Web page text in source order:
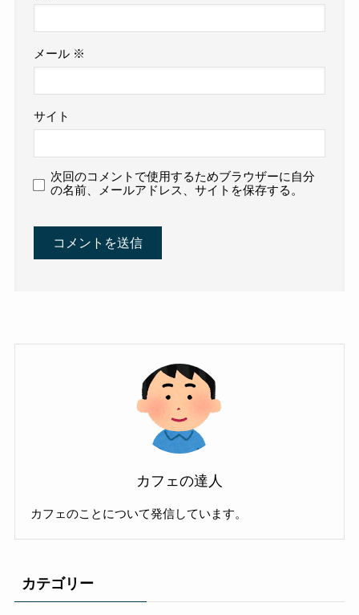
メール ※
サイト
次回のコメントで使用するためブラウザーに自分
の名前、メールアドレス、サイトを保存する。
カフェの達人
カフェのことについて発信しています。
カテゴリー